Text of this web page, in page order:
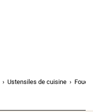
Ustensiles de cuisine